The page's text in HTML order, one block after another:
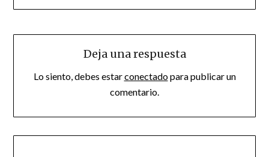
Deja una respuesta
Lo siento, debes estarconectadopara publicar un
comentario.